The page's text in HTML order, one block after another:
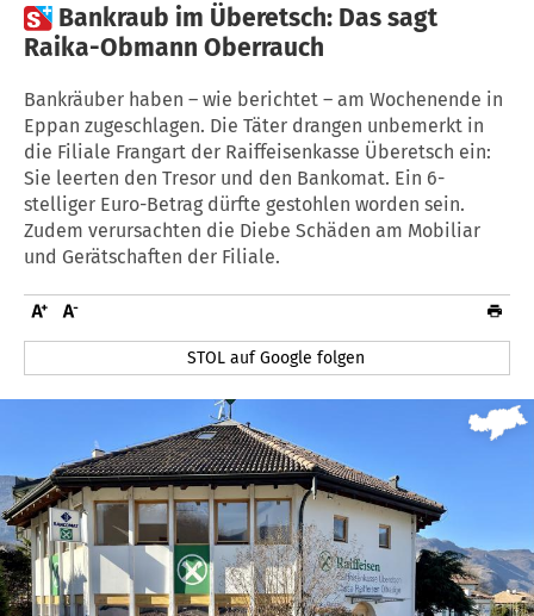
 Bankraub im Überetsch: Das sagt
Raika-Obmann Oberrauch
Bankräuber haben – wie berichtet – am Wochenende in
Eppan zugeschlagen. Die Täter drangen unbemerkt in
die Filiale Frangart der Raiffeisenkasse Überetsch ein:
Sie leerten den Tresor und den Bankomat. Ein 6-
stelliger Euro-Betrag dürfte gestohlen worden sein.
Zudem verursachten die Diebe Schäden am Mobiliar
und Gerätschaften der Filiale.
STOL auf Google folgen